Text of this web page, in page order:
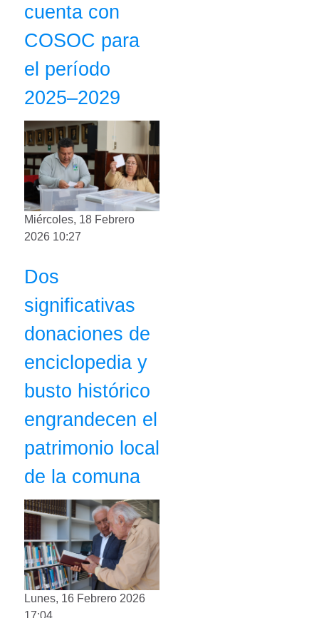
cuenta con
COSOC para
el período
2025–2029
Miércoles, 18 Febrero
2026 10:27
Dos
significativas
donaciones de
enciclopedia y
busto histórico
engrandecen el
patrimonio local
de la comuna
Lunes, 16 Febrero 2026
17:04